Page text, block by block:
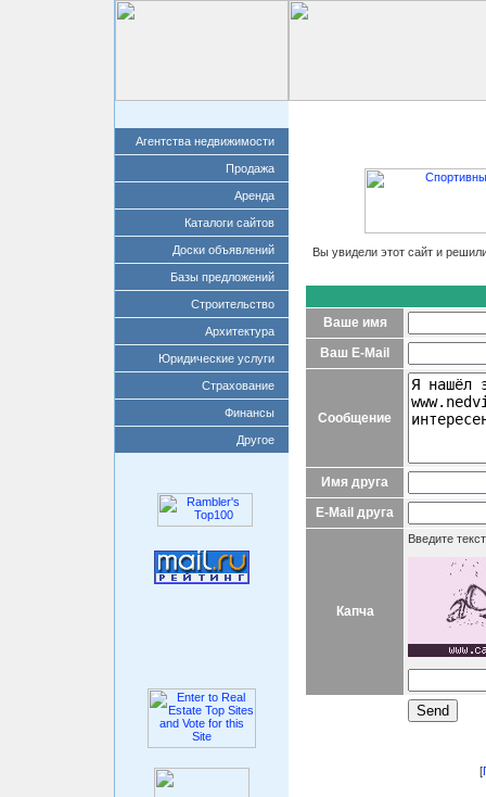
Агентства недвижимости
Продажа
Аренда
Каталоги сайтов
Доски объявлений
Базы предложений
Строительство
Архитектура
Юридические услуги
Страхование
Финансы
Другое
Вы увидели этот сайт и
Ваше имя
Ваш E-Mail
Сообщение
Имя друга
E-Mail друга
Капча
Введите
[